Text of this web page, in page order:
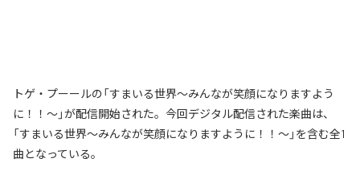
トゲ・プーールの「すまいる世界〜みんなが笑顔になりますよう
に！！〜」が配信開始された。今回デジタル配信された楽曲は、
「すまいる世界〜みんなが笑顔になりますように！！〜」を含む全1
曲となっている。